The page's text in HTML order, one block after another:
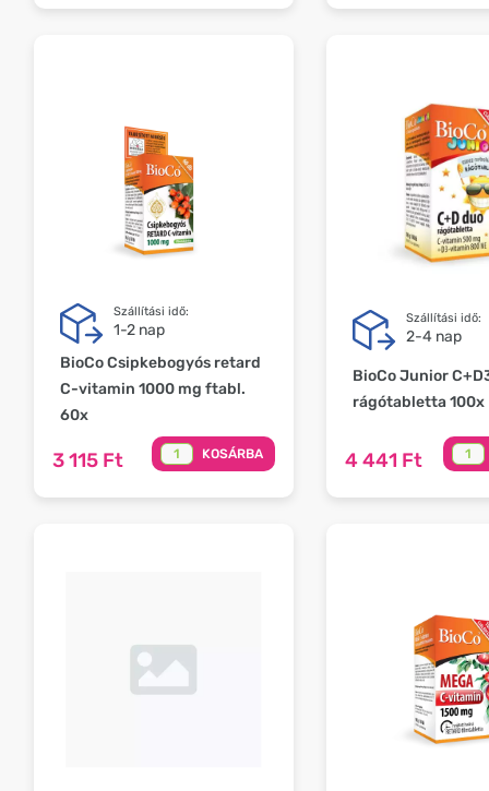
Szállítási idő:
1-2 nap
BioCo Csipkebogyós retard
C-vitamin 1000 mg ftabl.
60x
3 115 Ft KOSÁRBA
Szállítási idő:
2-4 nap
BioCo Junior
rágótabletta 100x
4 441 Ft